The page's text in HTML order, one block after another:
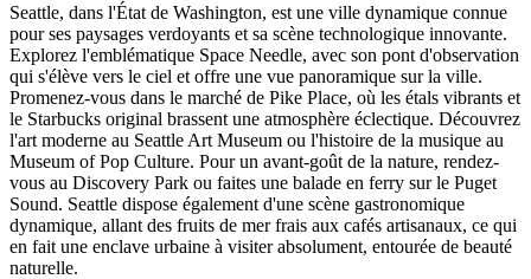
Seattle, dans l'État de Washington, est une ville dynamique connue
pour ses paysages verdoyants et sa scène technologique innovante.
Explorez l'emblématique Space Needle, avec son pont d'observation
qui s'élève vers le ciel et offre une vue panoramique sur la ville.
Promenez-vous dans le marché de Pike Place, où les étals vibrants et
le Starbucks original brassent une atmosphère éclectique. Découvrez
l'art moderne au Seattle Art Museum ou l'histoire de la musique au
Museum of Pop Culture. Pour un avant-goût de la nature, rendez-
vous au Discovery Park ou faites une balade en ferry sur le Puget
Sound. Seattle dispose également d'une scène gastronomique
dynamique, allant des fruits de mer frais aux cafés artisanaux, ce qui
en fait une enclave urbaine à visiter absolument, entourée de beauté
naturelle.